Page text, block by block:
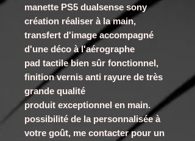
manette PS5 dualsense sony
création réaliser à la main,
transfert d'image accompagné
d'une déco à l'aérographe
pad tactile bien sûr fonctionnel,
finition vernis anti rayure de très
grande qualité
produit exceptionnel en main.
possibilité de la personnalisée à
votre goût, me contacter pour un